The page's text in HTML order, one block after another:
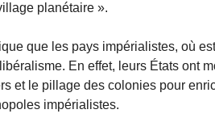
planétaire ».
que les pays impérialistes, où
En effet, leurs États ont
et le pillage des colonies pour
impérialistes.